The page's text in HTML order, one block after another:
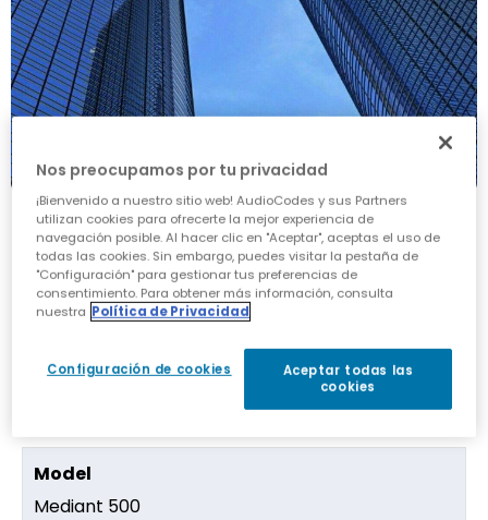
Comparación de
especificaciones de Mediant
500/500L
Mediant 500
Nos preocupamos por tu privacidad
¡Bienvenido a nuestro sitio web! AudioCodes y sus Partners
utilizan cookies para ofrecerte la mejor experiencia de
navegación posible. Al hacer clic en "Aceptar", aceptas el uso de
todas las cookies. Sin embargo, puedes visitar la pestaña de
"Configuración" para gestionar tus preferencias de
consentimiento. Para obtener más información, consulta
nuestra Política de Privacidad
Configuración de cookies
Aceptar todas las
cookies